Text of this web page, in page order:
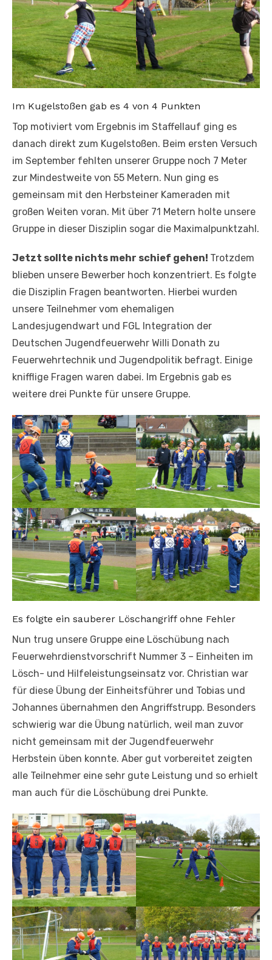
Im Kugelstoßen gab es 4 von 4 Punkten
Top motiviert vom Ergebnis im Staffellauf ging es
danach direkt zum Kugelstoßen. Beim ersten Versuch
im September fehlten unserer Gruppe noch 7 Meter
zur Mindestweite von 55 Metern. Nun ging es
gemeinsam mit den Herbsteiner Kameraden mit
großen Weiten voran. Mit über 71 Metern holte unsere
Gruppe in dieser Disziplin sogar die Maximalpunktzahl.
Jetzt sollte nichts mehr schief gehen! Trotzdem
blieben unsere Bewerber hoch konzentriert. Es folgte
die Disziplin Fragen beantworten. Hierbei wurden
unsere Teilnehmer vom ehemaligen
Landesjugendwart und FGL Integration der
Deutschen Jugendfeuerwehr Willi Donath zu
Feuerwehrtechnik und Jugendpolitik befragt. Einige
knifflige Fragen waren dabei. Im Ergebnis gab es
weitere drei Punkte für unsere Gruppe.
Es folgte ein sauberer Löschangriff ohne Fehler
Nun trug unsere Gruppe eine Löschübung nach
Feuerwehrdienstvorschrift Nummer 3 – Einheiten im
Lösch- und Hilfeleistungseinsatz vor. Christian war
für diese Übung der Einheitsführer und Tobias und
Johannes übernahmen den Angriffstrupp. Besonders
schwierig war die Übung natürlich, weil man zuvor
nicht gemeinsam mit der Jugendfeuerwehr
Herbstein üben konnte. Aber gut vorbereitet zeigten
alle Teilnehmer eine sehr gute Leistung und so erhielt
man auch für die Löschübung drei Punkte.